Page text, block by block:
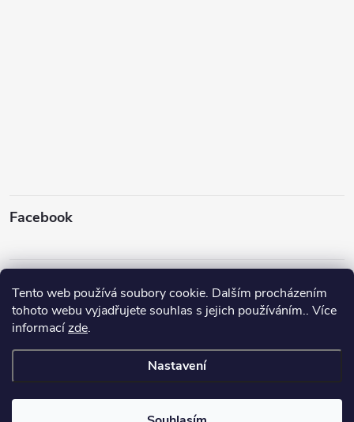
Tento web používá soubory cookie. Dalším procházením
tohoto webu vyjadřujete souhlas s jejich používáním.. Více
informacízde.
Nastavení
Facebook
Sledovat na Instagramu
cookies